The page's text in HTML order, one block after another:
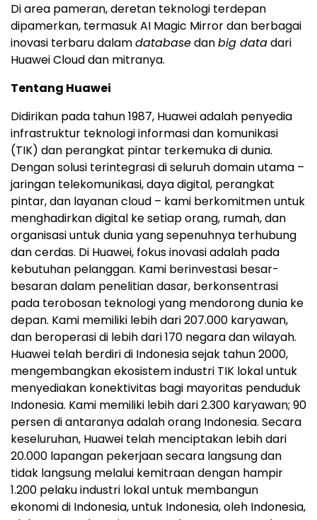
Di area pameran, deretan teknologi terdepan
dipamerkan, termasuk AI Magic Mirror dan berbagai
inovasi terbaru dalamdatabasedanbig datadari
Huawei Clouddan mitranya.
Tentang Huawei
Didirikan pada tahun 1987, Huawei adalah penyedia
infrastruktur teknologi informasi dan komunikasi
(TIK) dan perangkat pintar terkemuka di dunia.
Dengan solusi terintegrasi di seluruh domain utama –
jaringan telekomunikasi, daya digital, perangkat
pintar, dan layanan cloud – kami berkomitmen untuk
menghadirkan digital ke setiap orang, rumah, dan
organisasi untuk dunia yang sepenuhnya terhubung
dan cerdas. Di Huawei, fokus inovasi adalah pada
kebutuhan pelanggan. Kami berinvestasi besar-
besaran dalam penelitian dasar, berkonsentrasi
pada terobosan teknologi yang mendorong dunia ke
depan. Kami memiliki lebih dari 207.000 karyawan,
dan beroperasi di lebih dari 170 negara dan wilayah.
Huawei telah berdiri di Indonesia sejak tahun 2000,
mengembangkan ekosistem industri TIK lokal untuk
menyediakan konektivitas bagi mayoritas penduduk
Indonesia. Kami memiliki lebih dari 2.300 karyawan; 90
persen di antaranya adalah orang Indonesia. Secara
keseluruhan, Huawei telah menciptakan lebih dari
20.000 lapangan pekerjaan secara langsung dan
tidak langsung melalui kemitraan dengan hampir
1.200 pelaku industri lokal untuk membangun
ekonomi di Indonesia, untuk Indonesia, oleh Indonesia,